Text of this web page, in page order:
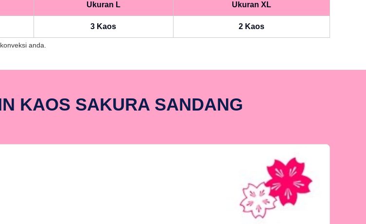
Ukuran L Ukuran XL
3 Kaos 2 Kaos
anda.
KAOS SAKURA SANDANG